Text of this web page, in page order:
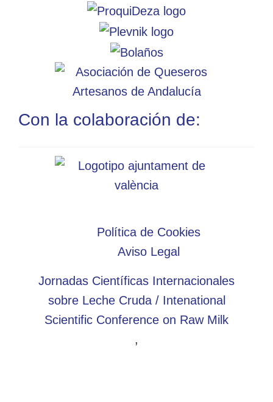
Con la colaboración de:
Política de Cookies
Aviso Legal
Jornadas Científicas Internacionales
sobre Leche Cruda / Intenational
Scientific Conference on Raw Milk
,